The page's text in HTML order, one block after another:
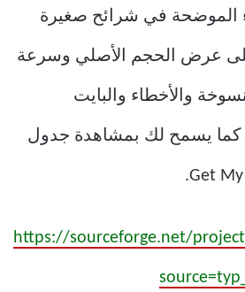
الموضحة في شرائح صغيرة
عرض الحجم الأصلي وسرعة
والأخطاء والبايت
كما يسمح لك بمشاهدة جدول
https://sourceforge.net/